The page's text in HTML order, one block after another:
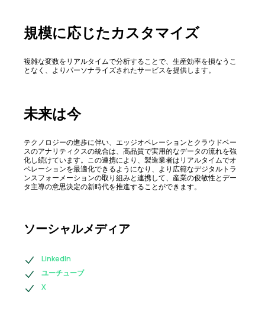
規模に応じたカスタマイズ
複雑な変数をリアルタイムで分析することで、生産効率を損なうこ
となく、よりパーソナライズされたサービスを提供します。
未来は今
テクノロジーの進歩に伴い、エッジオペレーションとクラウドベー
スのアナリティクスの統合は、高品質で実用的なデータの流れを強
化し続けています。この連携により、製造業者はリアルタイムでオ
ペレーションを最適化できるようになり、より広範なデジタルトラ
ンスフォーメーションの取り組みと連携して、産業の俊敏性とデー
タ主導の意思決定の新時代を推進することができます。
ソーシャルメディア
LinkedIn
ユーチューブ
X